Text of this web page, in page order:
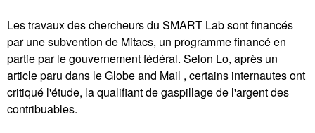
Les travaux des chercheurs du SMART Lab sont financés
par une subvention de Mitacs, un programme financé en
partie par le gouvernement fédéral. Selon Lo, après un
article paru dans le Globe and Mail , certains internautes ont
critiqué l'étude, la qualifiant de gaspillage de l'argent des
contribuables.